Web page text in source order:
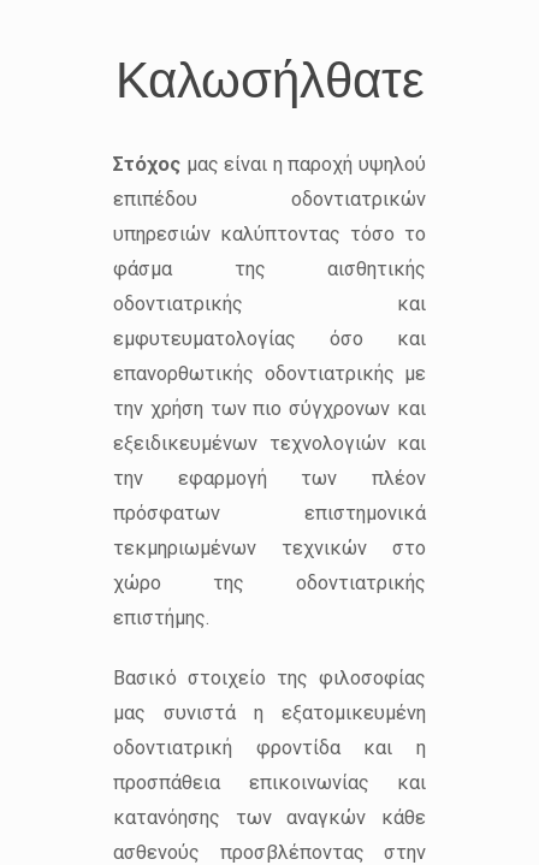
Καλωσήλθατε
Στόχος μας είναι η παροχή υψηλού
επιπέδου οδοντιατρικών
υπηρεσιών καλύπτοντας τόσο το
φάσμα της αισθητικής
οδοντιατρικής και
εμφυτευματολογίας όσο και
επανορθωτικής οδοντιατρικής με
την χρήση των πιο σύγχρονων και
εξειδικευμένων τεχνολογιών και
την εφαρμογή των πλέον
πρόσφατων επιστημονικά
τεκμηριωμένων τεχνικών στο
χώρο της οδοντιατρικής
επιστήμης.
Βασικό στοιχείο της φιλοσοφίας
μας συνιστά η εξατομικευμένη
οδοντιατρική φροντίδα και η
προσπάθεια επικοινωνίας και
κατανόησης των αναγκών κάθε
ασθενούς προσβλέποντας στην